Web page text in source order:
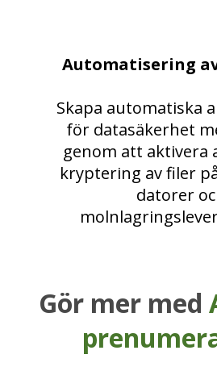
Automatisering
Skapa automatiska
för datasäkerhet
genom att aktivera
kryptering av filer
datorer
Gör mer med